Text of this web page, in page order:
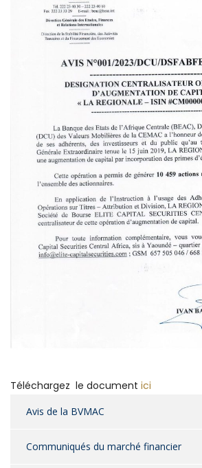
Téléchargez le document ici
Avis de la BVMAC
Communiqués du marché financier